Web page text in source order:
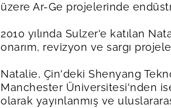
üzere Ar-Ge projelerinde
2010 yılında Sulzer'e katılan
onarım, revizyon ve sargı
Natalie, Çin'deki Shenyang
Manchester Üniversitesi'nden
olarak yayınlanmış ve